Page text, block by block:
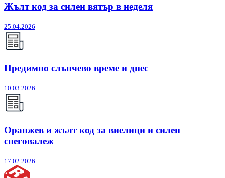
Жълт код за силен вятър в неделя
25.04.2026
Предимно слънчево време и днес
10.03.2026
Оранжев и жълт код за виелици и силен
снеговалеж
17.02.2026